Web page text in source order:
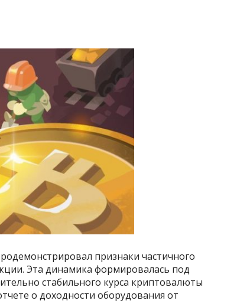
признаки частичного
Эта динамика формировалась под
стабильного курса криптовалюты
о доходности оборудования от